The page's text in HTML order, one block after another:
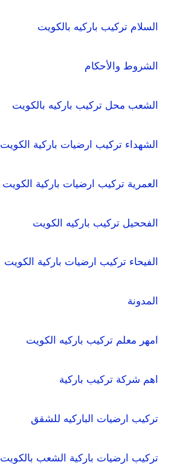
السلام تركيب باركيه بالكويت
الشروط والأحكام
الشعب محل تركيب باركيه بالكويت
الشهداء تركيب ارضيات باركية الكويت
العمرية تركيب ارضيات باركية الكويت
الفححيل تركيب باركيه الكويت
الفيحاء تركيب ارضيات باركية الكويت
المدونة
امهر معلم تركيب باركيه الكويت
اهم شركة تركيب باركية
تركيب ارضيات الباركيه للشقق
تركيب ارضيات باركية الشعب بالكويت